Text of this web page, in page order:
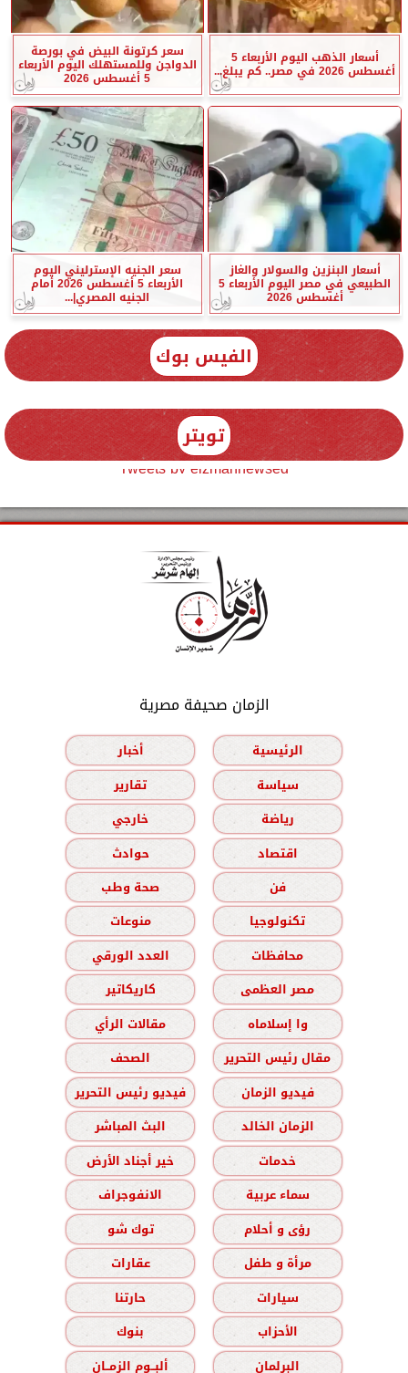
أسعار الذهب اليوم الأربعاء 5
أغسطس 2026 في مصر.. كم يبلغ...
سعر كرتونة البيض في بورصة
الدواجن وللمستهلك اليوم الأربعاء
5 أغسطس 2026
أسعار البنزين والسولار والغاز
الطبيعي في مصر اليوم الأربعاء 5
أغسطس 2026
سعر الجنيه الإسترليني اليوم
الأربعاء 5 أغسطس 2026 أمام
الجنيه المصري|...
الفيس بوك
تويتر
Tweets by elzmannewseg
الزمان صحيفة مصرية
الرئيسية
أخبار
سياسة
تقارير
رياضة
خارجي
اقتصاد
حوادث
فن
صحة وطب
تكنولوجيا
منوعات
محافظات
العدد الورقي
مصر العظمى
كاريكاتير
وا إسلاماه
مقالات الرأي
مقال رئيس التحرير
الصحف
فيديو الزمان
فيديو رئيس التحرير
الزمان الخالد
البث المباشر
خدمات
خير أجناد الأرض
سماء عربية
الانفوجراف
رؤى و أحلام
توك شو
مرأة و طفل
عقارات
سيارات
حارتنا
الأحزاب
بنوك
البرلمان
ألبــوم الزمــان